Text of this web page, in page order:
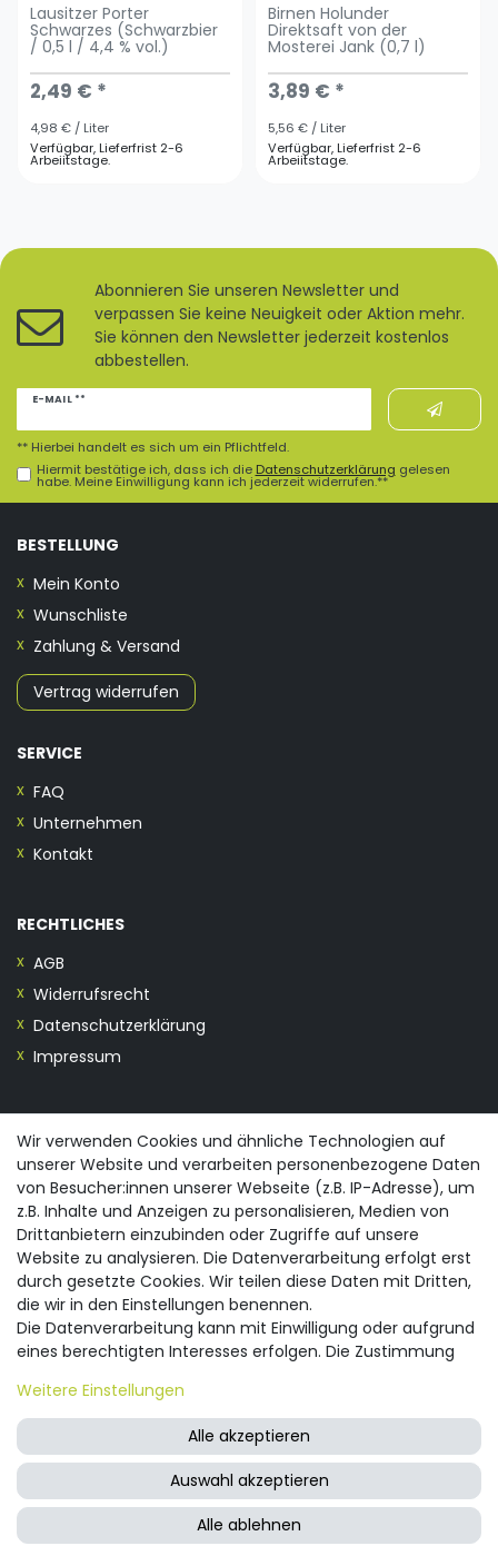
FRAGEN ZUM ARTIKEL
Lausitzer Porter
Schwarzes (Schwarzbier
/ 0,5 l / 4,4 % vol.)
2,49 € *
4,98 € / Liter
Verfügbar, Lieferfrist 2-6
Arbeiitstage.
Birnen Holunder
Direktsaft von der
Mosterei Jank (0,7 l)
3,89 € *
5,56 € / Liter
Verfügbar, Lieferfrist 2-6
Arbeiitstage.
Abonnieren Sie unseren Newsletter und
verpassen Sie keine Neuigkeit oder Aktion mehr.
Sie können den Newsletter jederzeit kostenlos
abbestellen.
E-MAIL **
Newsletter
Hiermit bestätige ich, dass ich die Daten­schutz­erklärung gelesen
habe. Meine Einwilligung kann ich jederzeit widerrufen.**
** Hierbei handelt es sich um ein Pflichtfeld.
BESTELLUNG
Mein Konto
Wunschliste
Zahlung & Versand
Vertrag widerrufen
SERVICE
FAQ
Unternehmen
Kontakt
RECHTLICHES
AGB
Widerrufsrecht
Datenschutzerklärung
Impressum
0355/28913230
info@spreewald-praesente.de
Gubener Straße 19, 03042 Cottbus
© 2026 spreewald-praesente.de | Design by neoprisma
Wir verwenden Cookies und ähnliche Technologien auf
unserer Website und verarbeiten personenbezogene Daten
von Besucher:innen unserer Webseite (z.B. IP-Adresse), um
z.B. Inhalte und Anzeigen zu personalisieren, Medien von
Drittanbietern einzubinden oder Zugriffe auf unsere
Website zu analysieren. Die Datenverarbeitung erfolgt erst
durch gesetzte Cookies. Wir teilen diese Daten mit Dritten,
die wir in den Einstellungen benennen.
Die Datenverarbeitung kann mit Einwilligung oder aufgrund
eines berechtigten Interesses erfolgen. Die Zustimmung
nicht einzuwilligen und die Einwilligung zu einem späteren
Zeitpunkt zu ändern oder zu widerrufen. Beachten Sie unser
Impressum
und weitere Hinweise zur Verwendung
personenbezogener Daten in unsererDaten­schutz­
erklärung
Weitere Einstellungen
Alle akzeptieren
Alle ablehnen
Auswahl akzeptieren